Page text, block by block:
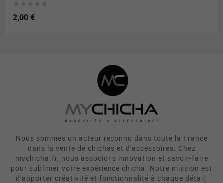
2,00 €
Nous sommes un acteur reconnu dans toute la France
dans la vente de chichas et d'accessoires. Chez
mychicha.fr, nous associons innovation et savoir-faire
pour sublimer votre expérience chicha. Notre mission est
d'apporter créativité et fonctionnalité à chaque détail,